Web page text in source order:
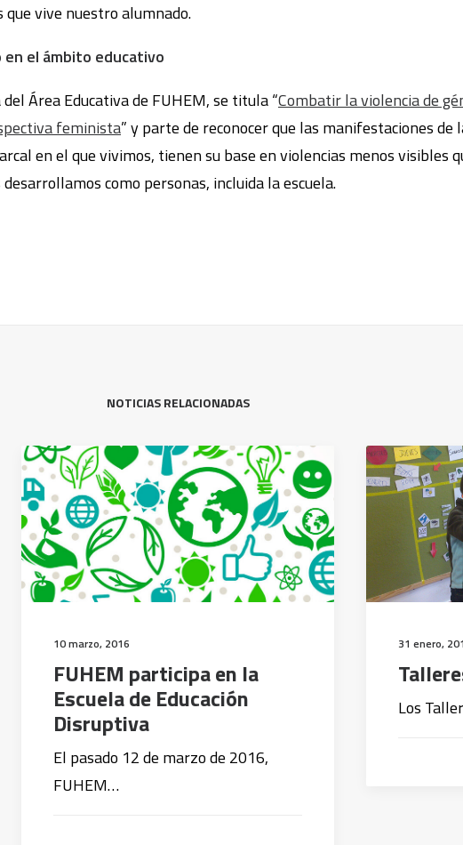
vive nuestro alumnado.
el ámbito educativo
del Área Educativa de FUHEM, se titula “Combatir la violencia de
feminista” y parte de reconocer que las manifestaciones de
en el que vivimos, tienen su base en violencias menos visibles
como personas, incluida la escuela.
NOTICIAS RELACIONADAS
10 marzo, 2016
FUHEM participa en la
Escuela de Educación
Disruptiva
El pasado 12 de marzo de 2016,
FUHEM…
31 enero,
Los